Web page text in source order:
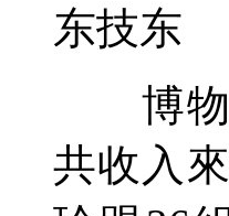
东技东
博物
共收入